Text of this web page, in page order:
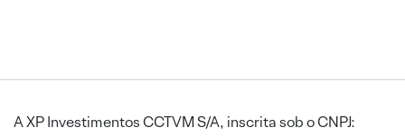
A XP Investimentos CCTVM S/A, inscrita sob o CNPJ: